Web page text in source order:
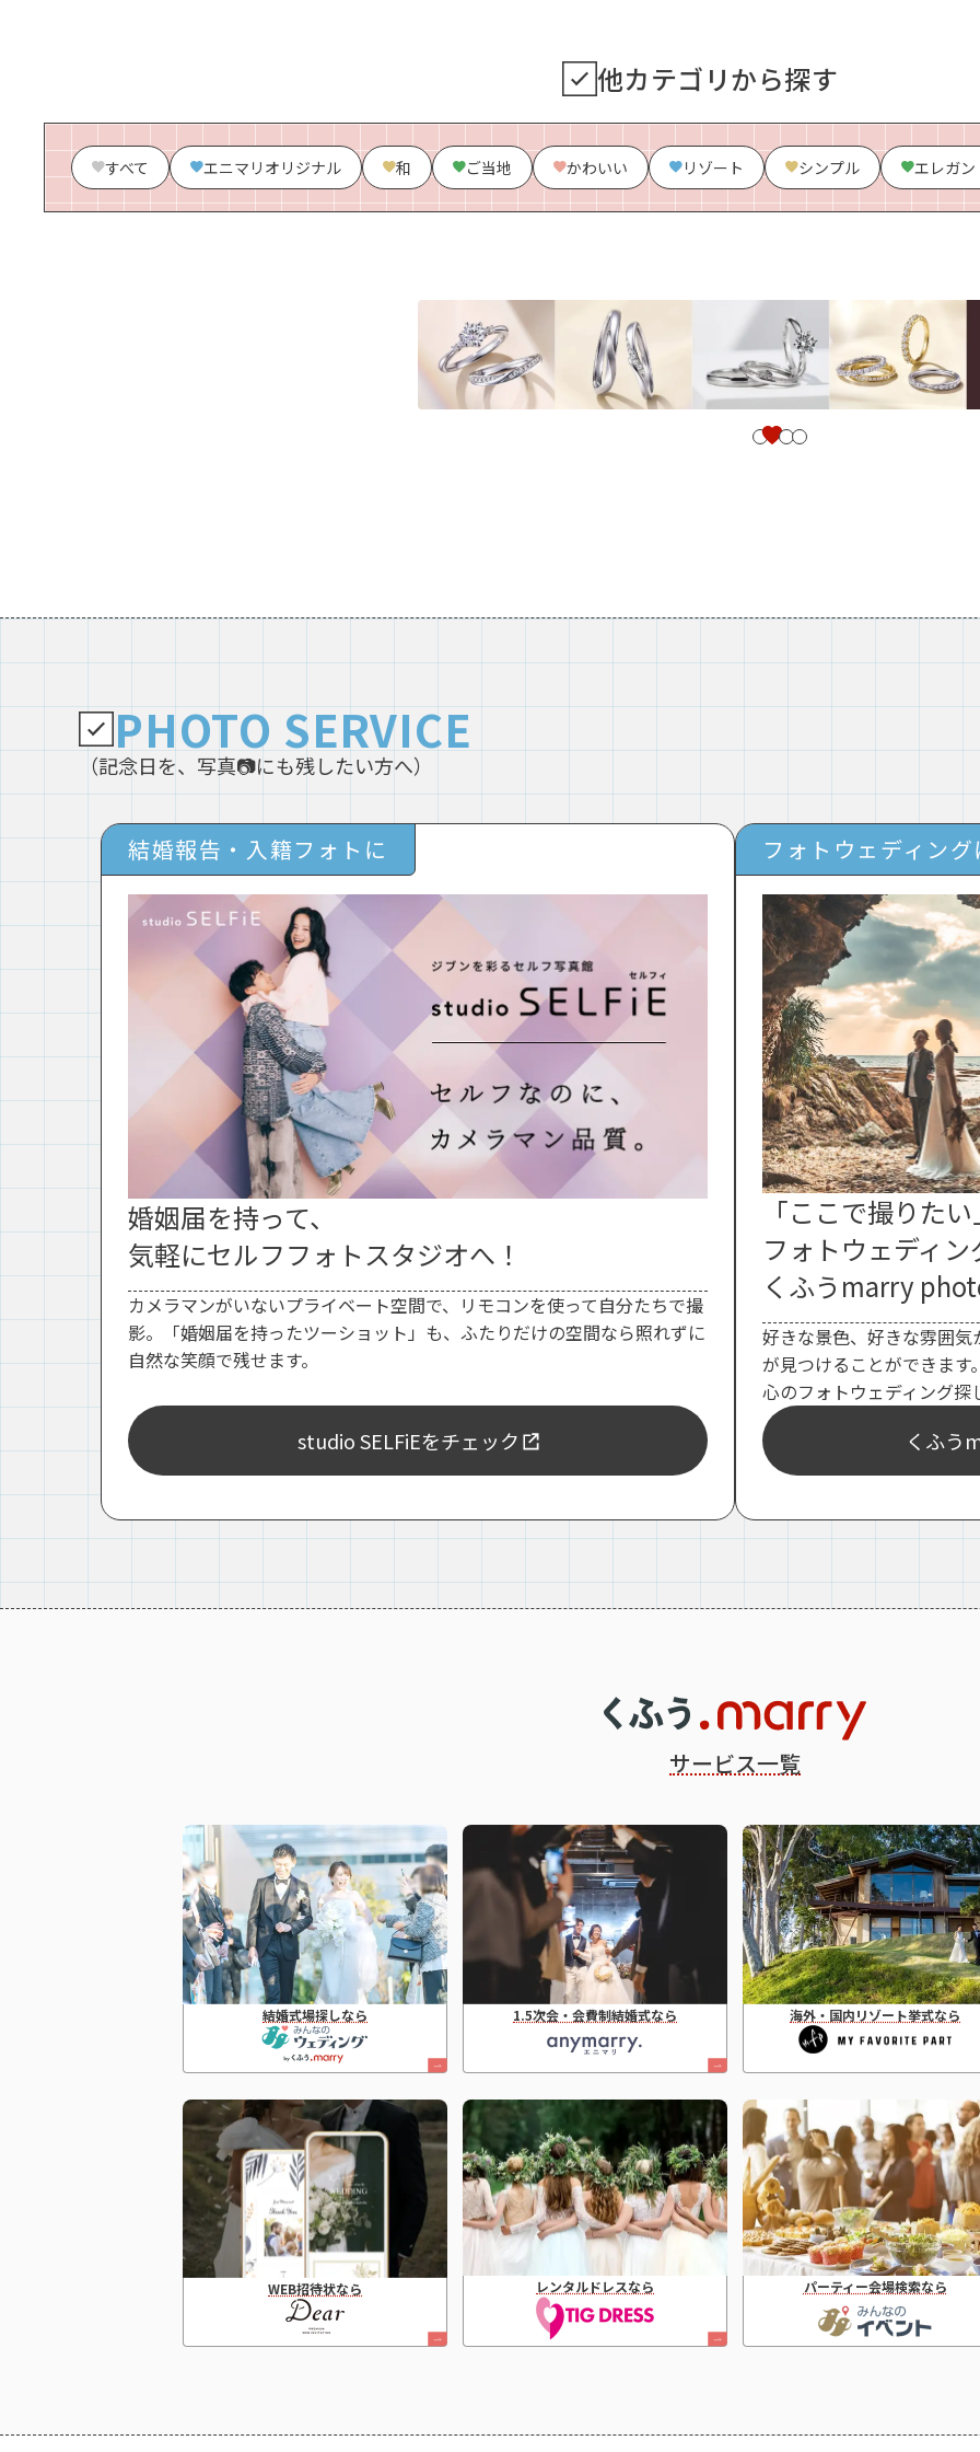
他カテゴリから探す
すべて エニマリオリジナル 和 ご当地 かわいい リゾート シンプル エレガン
PHOTO SERVICE
（記念日を、写真📷にも残したい方へ）
結婚報告・入籍フォトに
婚姻届を持って、
気軽にセルフフォトスタジオへ！
カメラマンがいないプライベート空間で、リモコンを使って自分たちで撮
影。「婚姻届を持ったツーショット」も、ふたりだけの空間なら照れずに
自然な笑顔で残せます。
studio SELFiEをチェック
フォトウェディン
「ここで撮りた
フォトウェディ
くふうmarry
好きな景色、好きな雰囲
が見つけることができま
心のフォトウェディング探
くふう
サービス一覧
結婚式場探しなら 1.5次会・会費制結婚式なら 海外・国内リゾート挙式なら
WEB招待状なら レンタルドレスなら パーティー会場検索なら